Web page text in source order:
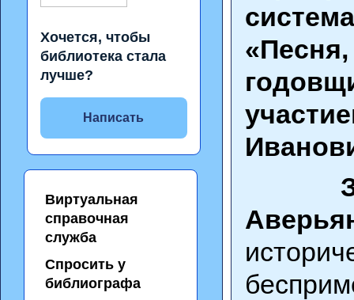
Хочется, чтобы
библиотека стала
лучше?
Написать
Виртуальная
справочная
служба
Спросить у
библиографа